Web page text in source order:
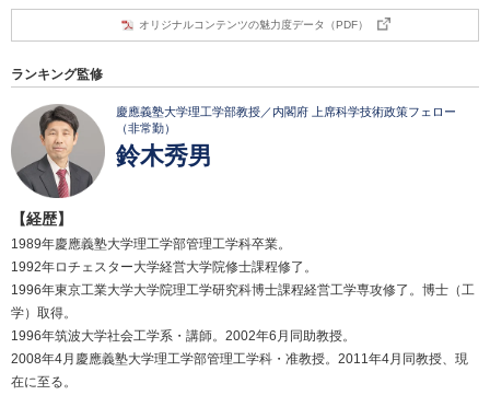
オリジナルコンテンツの魅力度データ（PDF）
ランキング監修
慶應義塾大学理工学部教授／内閣府 上席科学技術政策フェロー
（非常勤）
鈴木秀男
【経歴】
1989年慶應義塾大学理工学部管理工学科卒業。
1992年ロチェスター大学経営大学院修士課程修了。
1996年東京工業大学大学院理工学研究科博士課程経営工学専攻修了。博士（工
学）取得。
1996年筑波大学社会工学系・講師。2002年6月同助教授。
2008年4月慶應義塾大学理工学部管理工学科・准教授。2011年4月同教授、現
在に至る。